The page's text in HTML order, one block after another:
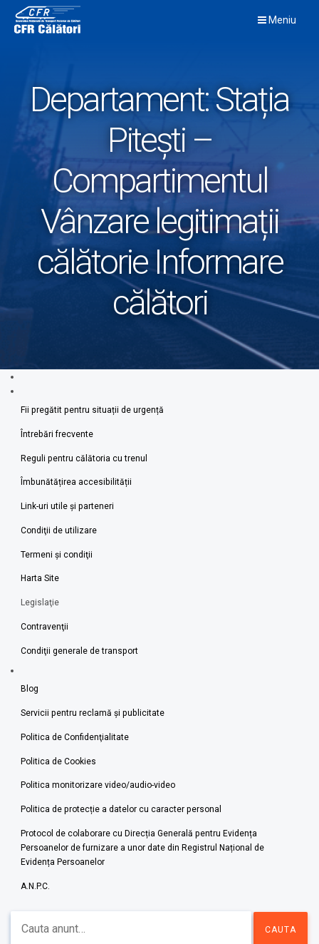
content
Meniu
Departament:Stația
Pitești –
Compartimentul
Vânzare legitimații
călătorie Informare
călători
Fii pregătit pentru situații de urgență
Întrebări frecvente
Reguli pentru călătoria cu trenul
Îmbunătățirea accesibilității
Link-uri utile şi parteneri
Condiţii de utilizare
Termeni şi condiţii
Harta Site
Legislaţie
Contravenţii
Condiţii generale de transport
Blog
Servicii pentru reclamă și publicitate
Politica de Confidenţialitate
Politica de Cookies
Politica monitorizare video/audio-video
Politica de protecție a datelor cu caracter personal
Protocol de colaborare cu Direcția Generală pentru Evidența
Persoanelor de furnizare a unor date din Registrul Național de
Evidența Persoanelor
A.N.P.C.